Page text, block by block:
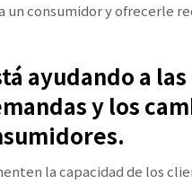
consumidor y ofrecerle
ayudando a
y los
la capacidad de los